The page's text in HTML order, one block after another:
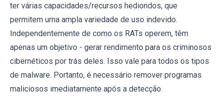
ter várias capacidades/recursos hediondos, que
permitem uma ampla variedade de uso indevido.
Independentemente de como os RATs operem, têm
apenas um objetivo - gerar rendimento para os criminosos
cibernéticos por trás deles. Isso vale para todos os tipos
de malware. Portanto, é necessário remover programas
maliciosos imediatamente após a detecção.